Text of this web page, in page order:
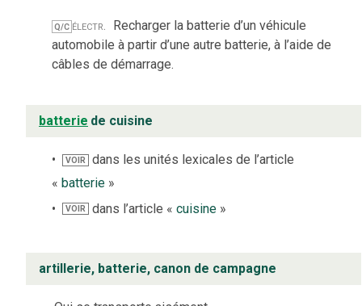
Q/C électr.
Recharger la batterie d’un véhicule
automobile à partir d’une autre batterie, à l’aide de
câbles de démarrage.
batterie de cuisine
VOIR
dans les unités lexicales de l’article
« batterie »
VOIR dans l’article «cuisine »
artillerie, batterie, canon de campagne